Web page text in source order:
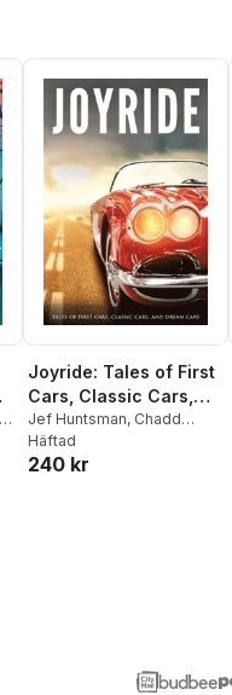
Joyride: Tales of First
Cars, Classic Cars,
and Dream Cars
Jef Huntsman, Chadd
Vanzanten
Häftad
240 kr